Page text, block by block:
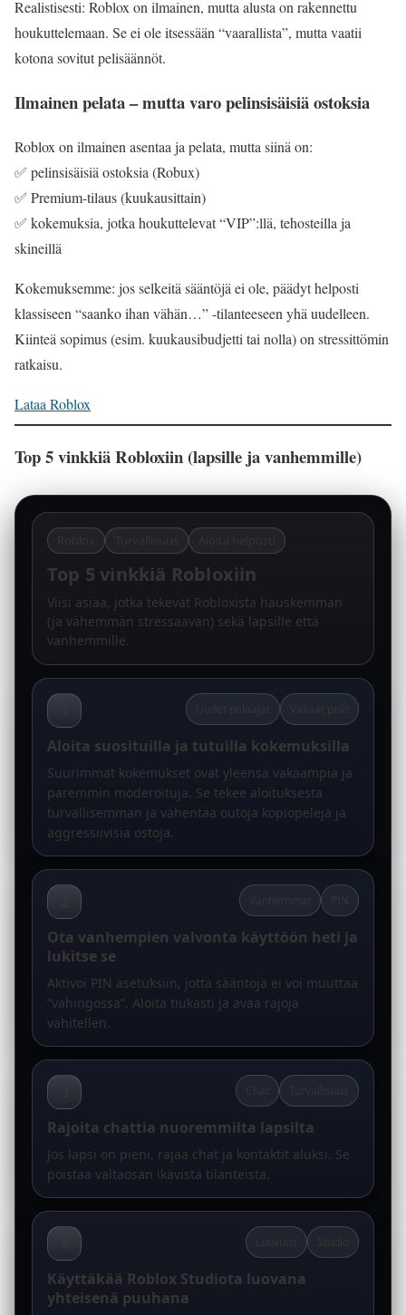
Realistisesti: Roblox on ilmainen, mutta alusta on rakennettu
houkuttelemaan. Se ei ole itsessään “vaarallista”, mutta vaatii
kotona sovitut pelisäännöt.
Ilmainen pelata – mutta varo pelinsisäisiä ostoksia
Roblox on ilmainen asentaa ja pelata, mutta siinä on:
✅ pelinsisäisiä ostoksia (Robux)
✅ Premium-tilaus (kuukausittain)
✅ kokemuksia, jotka houkuttelevat “VIP”:llä, tehosteilla ja
skineillä
Kokemuksemme: jos selkeitä sääntöjä ei ole, päädyt helposti
klassiseen “saanko ihan vähän…” -tilanteeseen yhä uudelleen.
Kiinteä sopimus (esim. kuukausibudjetti tai nolla) on stressittömin
ratkaisu.
Lataa Roblox
Top 5 vinkkiä Robloxiin (lapsille ja vanhemmille)
Top 5 vinkkiä Robloxiin
Viisi asiaa, jotka tekevät Robloxista hauskemman
(ja vähemmän stressaavan) sekä lapsille että
vanhemmille.
Aloita suosituilla ja tutuilla kokemuksilla
Suurimmat kokemukset ovat yleensä vakaampia ja
paremmin moderoituja. Se tekee aloituksesta
turvallisemman ja vähentää outoja kopiopelejä ja
aggressiivisia ostoja.
Ota vanhempien valvonta käyttöön heti ja
lukitse se
Aktivoi PIN asetuksiin, jotta sääntöjä ei voi muuttaa
“vahingossa”. Aloita tiukasti ja avaa rajoja
vähitellen.
Rajoita chattia nuoremmilta lapsilta
Jos lapsi on pieni, rajaa chat ja kontaktit aluksi. Se
poistaa valtaosan ikävistä tilanteista.
Käyttäkää Roblox Studiota luovana
yhteisenä puuhana